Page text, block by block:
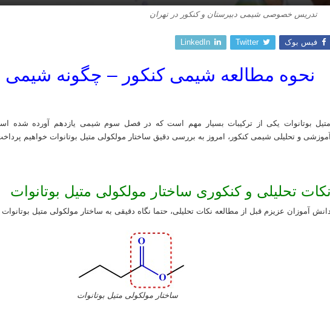
تدریس خصوصی شیمی دبیرستان و کنکور در تهران
فیس بوک Twitter
LinkedIn
نحوه مطالعه شیمی کنکور – چگونه شیمی
متیل بوتانوات یکی از ترکیبات بسیار مهم است که در فصل سوم شیمی یازدهم آورده شده
آموزشی و تحلیلی شیمی کنکور، امروز به بررسی دقیق ساختار مولکولی متیل بوتانوات خواهیم
نکات تحلیلی و کنکوری ساختار مولکولی متیل بوتانوات
دانش آموزان عزیزم قبل از مطالعه نکات تحلیلی، حتما نگاه دقیقی به ساختار مولکولی متیل بوتانوات
ساختار مولکولی متیل بوتانوات